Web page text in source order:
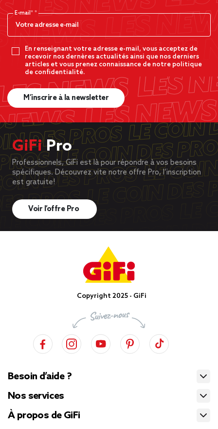
E-mail*
En renseignant votre adresse e-mail, vous acceptez de
recevoir nos dernères actualités ainsi que nos derniers
articles et vous prenez connaissance de notre politique
de confidentialité.
M’inscrire à la newsletter
GiFiPro
Professionnels, GiFi est là pour répondre à vos besoins
spécifiques. Découvrez vite notre offre Pro, l’inscription
est gratuite!
Voir l’offre Pro
Copyright 2025 - GiFi
Besoin d’aide ?
Nos services
À propos de GiFi